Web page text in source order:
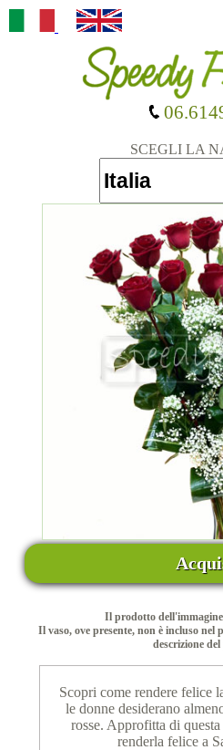
SCEGLI LA
Il prodotto
Il vaso, ove presente, non è incluso nel
descrizione
Scopri come rendere felice
le donne desiderano
rosse. Approfitta di
renderla felice a